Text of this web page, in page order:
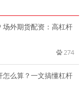
外期货配资：高杠杆
274
么算？一文搞懂杠杆